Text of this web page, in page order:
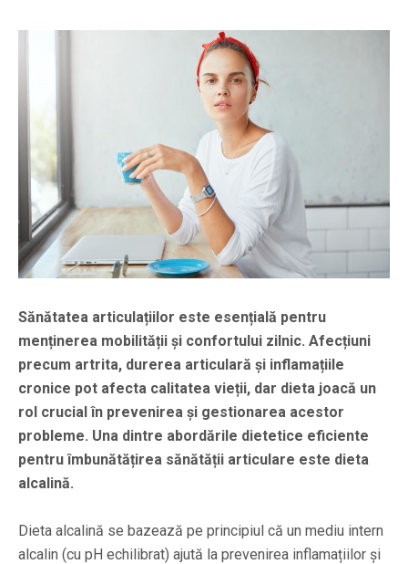
Sănătatea articulațiilor este esențială pentru
menținerea mobilității și confortului zilnic. Afecțiuni
precum artrita, durerea articulară și inflamațiile
cronice pot afecta calitatea vieții, dar dieta joacă un
rol crucial în prevenirea și gestionarea acestor
probleme. Una dintre abordările dietetice eficiente
pentru îmbunătățirea sănătății articulare este dieta
alcalină.
Dieta alcalină se bazează pe principiul că un mediu intern
alcalin (cu pH echilibrat) ajută la prevenirea inflamațiilor și